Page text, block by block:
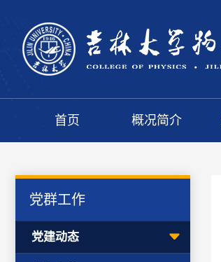
首页 概况简介
党群工作
党建动态